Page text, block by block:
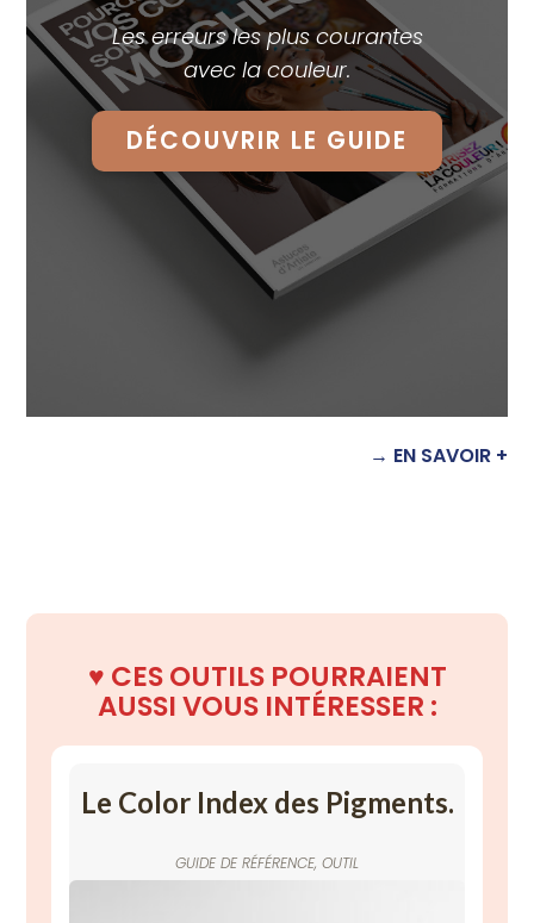
Les erreurs les plus courantes
avec la couleur.
DÉCOUVRIR LE GUIDE
→ EN SAVOIR +
♥️ CES OUTILS POURRAIENT
AUSSIVOUS INTÉRESSER :
Le Color Index des Pigments.
GUIDE DE RÉFÉRENCE, OUTIL